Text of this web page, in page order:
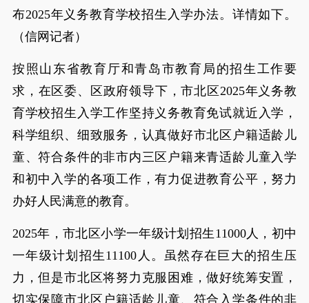
布2025年义务教育学校招生入学办法。详情如下。
（信网记者）
按照山东省教育厅和青岛市教育局的招生工作要
求，在区委、区政府领导下，市北区2025年义务教
育学校招生入学工作坚持义务教育免试就近入学，
科学组织、细致服务，认真做好市北区户籍适龄儿
童、符合条件的非市内三区户籍来青适龄儿童入学
和初中入学的各项工作，有力促进教育公平，努力
办好人民满意的教育。
2025年，市北区小学一年级计划招生11000人，初中
一年级计划招生11100人。虽然存在巨大的招生压
力，但是市北区将努力克服困难，做好统筹安置，
切实保障市北区户籍适龄儿童、符合入学条件的非